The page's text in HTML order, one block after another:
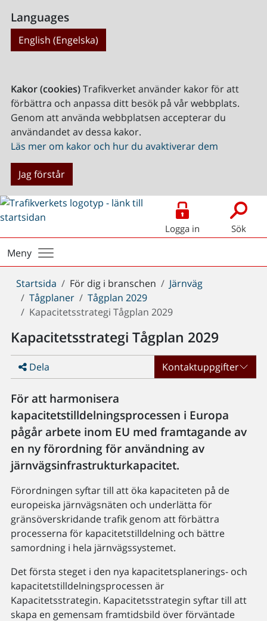
Languages
English (Engelska)
Kakor (cookies)Trafikverket använder kakor för att
förbättra och anpassa ditt besök på vår webbplats.
Genom att använda webbplatsen accepterar du
användandet av dessa kakor.
Läs mer om kakor och hur du avaktiverar dem
Jag förstår
Logga in Sök
Meny
Du
är
här:
Startsida För dig i branschen
Järnväg
Tågplaner
Tågplan 2029
Kapacitetsstrategi Tågplan 2029
Kapacitetsstrategi Tågplan 2029
Dela Kontaktuppgifter
För att harmonisera
kapacitetstilldelningsprocessen i Europa
pågår arbete inom EU med framtagande av
en ny förordning för användning av
järnvägsinfrastrukturkapacitet.
Förordningen syftar till att öka kapaciteten på de
europeiska järnvägsnäten och underlätta för
gränsöverskridande trafik genom att förbättra
processerna för kapacitetstilldelning och bättre
samordning i hela järnvägssystemet.
Det första steget i den nya kapacitetsplanerings- och
kapacitetstilldelningsprocessen är
Kapacitetsstrategin. Kapacitetsstrategin syftar till att
skapa en gemensam framtidsbild över förväntade